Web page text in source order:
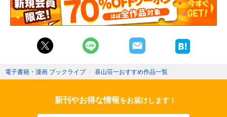
電子書籍・漫画 ブックライブ 〉 喜山荘一おすすめ作品一覧
新刊やお得な情報をお届けします！